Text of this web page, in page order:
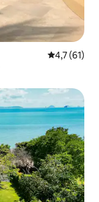
Évaluation
4,7 (61)